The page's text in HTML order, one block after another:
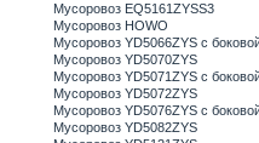
Мусоровоз EQ5161ZYSS3
Мусоровоз HOWO
Мусоровоз YD5066ZYS с
Мусоровоз YD5070ZYS
Мусоровоз YD5071ZYS с
Мусоровоз YD5072ZYS
Мусоровоз YD5076ZYS с
Мусоровоз YD5082ZYS